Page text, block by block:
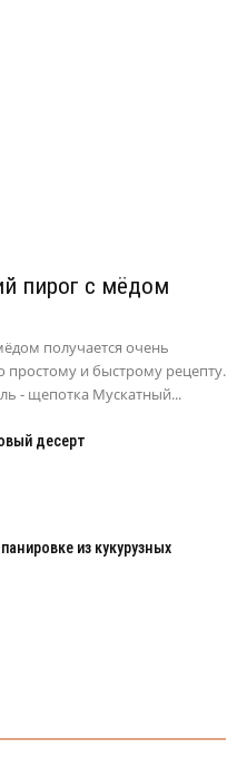
пирог с мёдом
получается очень
простому и быстрому рецепту.
- щепотка Мускатный...
десерт
из кукурузных